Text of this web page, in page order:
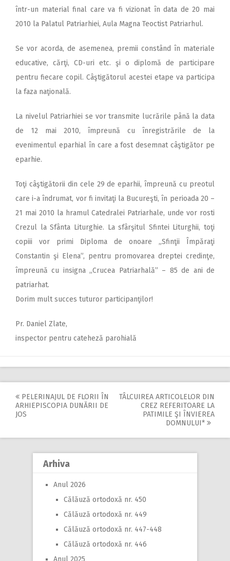
într-un material final care va fi vizionat în data de 20 mai
2010 la Palatul Patriarhiei, Aula Magna Teoctist Patriarhul.
Se vor acorda, de asemenea, premii constând în materiale
educative, cărţi, CD-uri etc. şi o diplomă de participare
pentru fiecare copil. Câştigătorul acestei etape va participa
la faza naţională.
La nivelul Patriarhiei se vor transmite lucrările până la data
de 12 mai 2010, împreună cu înregistrările de la
evenimentul eparhial în care a fost desemnat câştigător pe
eparhie.
Toţi câştigătorii din cele 29 de eparhii, împreună cu preotul
care i-a îndrumat, vor fi invitaţi la Bucureşti, în perioada 20 –
21 mai 2010 la hramul Catedralei Patriarhale, unde vor rosti
Crezul la Sfânta Liturghie. La sfârşitul Sfintei Liturghii, toţi
copiii vor primi Diploma de onoare „Sfinţii Împăraţi
Constantin şi Elena”, pentru promovarea dreptei credinţe,
împreună cu insigna ,,Crucea Patriarhală” – 85 de ani de
patriarhat.
Dorim mult succes tuturor participanţilor!
Pr. Daniel Zlate,
inspector pentru cateheză parohială
Post
PELERINAJUL DE FLORII ÎN
ARHIEPISCOPIA DUNĂRII DE
JOS
TÂLCUIREA ARTICOLELOR DIN
CREZ REFERITOARE LA
PATIMILE ŞI ÎNVIEREA
DOMNULUI*
Arhiva
Anul 2026
Călăuză ortodoxă nr. 450
Călăuză ortodoxă nr. 449
Călăuză ortodoxă nr. 447-448
Călăuză ortodoxă nr. 446
Anul 2025